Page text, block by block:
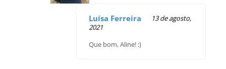
Luísa Ferreira
13 de agosto,
2021
Que bom, Aline! :)